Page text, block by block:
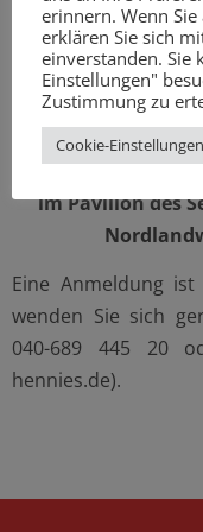
Gespräch zu
Rahlstedt und
am
im Pavillon des
Eine Anmeldung
wenden Sie sich
040-689 445 20
hennies.de).
erinnern. Wenn
erklären Sie sich
einverstanden. Sie
Einstellungen"
Zustimmung zu
Cookie-Einstellungen